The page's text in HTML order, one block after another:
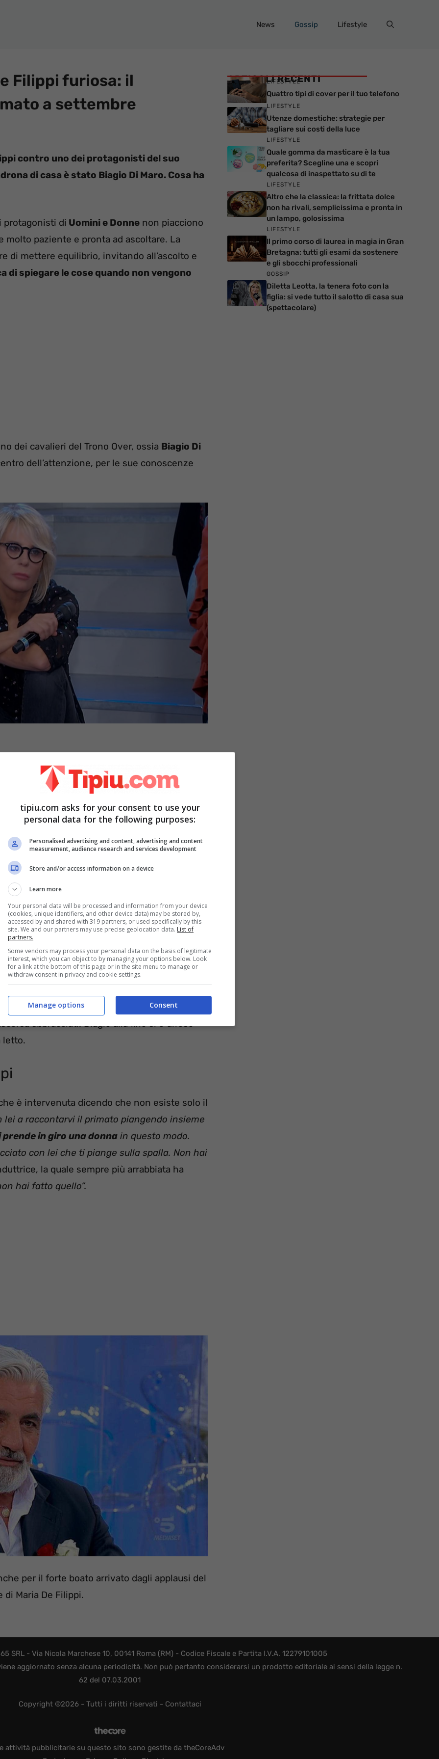
News Gossip Lifestyle
Filippi furiosa: il
a settembre
contro uno dei protagonisti del suo
di casa è stato Biagio Di Maro. Cosa ha
protagonisti di Uomini e Donne non piacciono
molto paziente e pronta ad ascoltare. La
di mettere equilibrio, invitando all’ascolto e
di spiegare le cose quando non vengono
dei cavalieri del Trono Over, ossia Biagio Di
dell’attenzione, per le sue conoscenze
di non farne mai una giusta . Il
concludere velocemente le conoscenze
solito passate un paio di settimane, arriva
È successo anche
esagerato.
visibilmente molto presa più di lui,
abbracciati. Biagio alla fine si è difeso
letto.
è intervenuta dicendo che non esiste solo il
lei a raccontarvi il primato piangendo insieme
prende in giro una donna in questo modo.
con lei che ti piange sulla spalla. Non hai
la quale sempre più arrabbiata ha
hai fatto quello”.
per il forte boato arrivato dagli applausi del
Maria De Filippi.
ARTICOLI RECENTI
LIFESTYLE
Quattro tipi di cover per il tuo telefono
LIFESTYLE
Utenze domestiche: strategie per
tagliare sui costi della luce
LIFESTYLE
Quale gomma da masticare è la tua
preferita? Scegline una e scopri
qualcosa di inaspettato su di te
LIFESTYLE
Altro che la classica: la frittata dolce
non ha rivali, semplicissima e pronta in
un lampo, golosissima
LIFESTYLE
Il primo corso di laurea in magia in Gran
Bretagna: tutti gli esami da sostenere
e gli sbocchi professionali
GOSSIP
Diletta Leotta, la tenera foto con la
figlia: si vede tutto il salotto di casa sua
(spettacolare)
SRL - Via Nicola Marchese 10, 00141 Roma (RM) - Codice Fiscale e Partita I.V.A. 12279101005
aggiornato senza alcuna periodicità. Non può pertanto considerarsi un prodotto editoriale ai sensi della legge n.
62 del 07.03.2001
Copyright ©2026 - Tutti i diritti riservati - Contattaci
attività pubblicitarie su questo sito sono gestite da theCoreAdv
tipiu.com asks for your consent to use your
personal data for the following purposes:
Personalised advertising and content, advertising and content
measurement, audience research and services development
Store and/or access information on a device
Learn more
Your personal data will be processed and information from your device
(cookies, unique identifiers, and other device data) may be stored by,
accessed by and shared with 319 partners, or used specifically by this
site. We and our partners may use precise geolocation data. List of
partners.
Some vendors may process your personal data on the basis of legitimate
interest, which you can object to by managing your options below. Look
for a link at the bottom of this page or in the site menu to manage or
withdraw consent in privacy and cookie settings.
Consent
Manage options